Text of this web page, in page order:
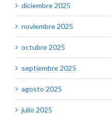
diciembre 2025
noviembre 2025
octubre 2025
septiembre 2025
agosto 2025
julio 2025